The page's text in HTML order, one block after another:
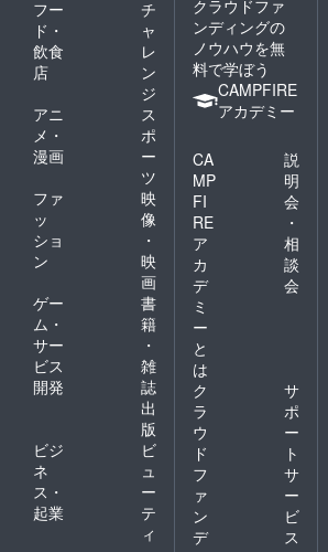
フー
ド・
飲食
店
チ
ャ
レ
ン
ジ
アニ
メ・
漫画
ス
ポ
ー
ツ
ファ
ッ
ショ
ン
映
像
・
映
画
ゲー
ム・
サー
ビス
開発
書
籍
・
雑
誌
出
版
ビジ
ネ
ス・
起業
ビ
ュ
ー
テ
ィ
クラウドファ
ンディングの
ノウハウを無
料で学ぼう
CAMPFIRE
アカデミー
CA
MP
FI
RE
ア
カ
デ
ミ
ー
と
は
説
明
会
・
相
談
会
ク
ラ
ウ
ド
フ
ァ
ン
デ
サ
ポ
ー
ト
サ
ー
ビ
ス